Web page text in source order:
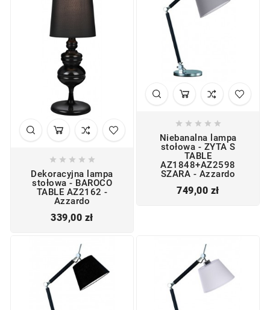
    
Dekoracyjna lampa
stołowa - BAROCO
TABLE AZ2162 -
Azzardo
339,00 złCena
    
Niebanalna lampa
stołowa - ZYTA S
TABLE
AZ1848+AZ2598
SZARA - Azzardo
749,00 złCena